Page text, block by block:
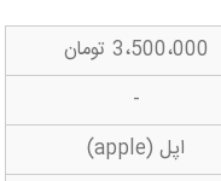
3،500،000 تومان
-
اپل (apple)